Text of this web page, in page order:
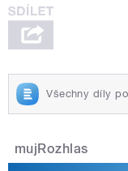
Všechny díly
mujRozhlas